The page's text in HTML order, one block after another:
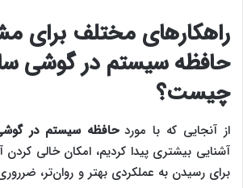
راهکار‌های مختلف برای
حافظه سیستم در گوشی
چیست؟
از آنجایی که با موردحافظه سیستم در
آشنایی بیشتری پیدا کردیم، امکان خالی
برای رسیدن به عملکردی بهتر و روان‌‌‌تر،